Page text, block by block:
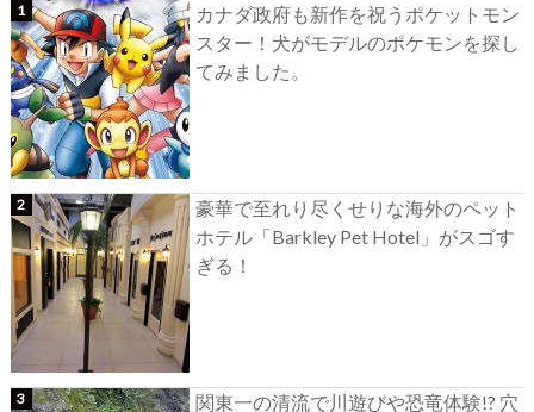
カナダ政府も新作を祝うポケットモン
スター！犬がモデルのポケモンを探し
てみました。
豪華で至れり尽くせりな海外のペット
ホテル「Barkley Pet Hotel」がスゴす
ぎる！
関東一の清流で川遊びや恐竜体験!? 穴